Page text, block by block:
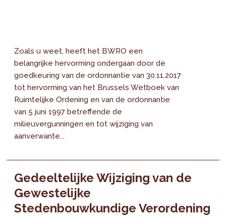
Zoals u weet, heeft het BWRO een
belangrijke hervorming ondergaan door de
goedkeuring van de ordonnantie van 30.11.2017
tot hervorming van het Brussels Wetboek van
Ruimtelijke Ordening en van de ordonnantie
van 5 juni 1997 betreffende de
milieuvergunningen en tot wijziging van
aanverwante...
Gedeeltelijke Wijziging van de
Gewestelijke
Stedenbouwkundige Verordening